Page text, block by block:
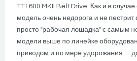
TT1600 MKII Belt Drive. Как и в
модель очень недорога и не
просто "рабочая лошадка" с самым
модели выше по линейке
приводом и по мере удорожания --